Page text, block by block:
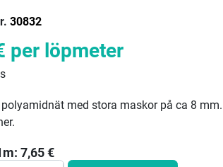
30832
per löpmeter
med stora maskor på ca 8
m: 7,65€